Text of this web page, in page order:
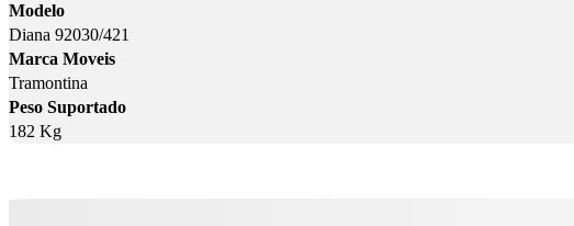
Modelo
Diana 92030/421
Marca Moveis
Tramontina
Peso Suportado
182 Kg